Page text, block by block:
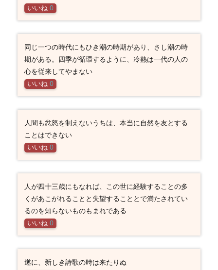
いいね 0
同じ一つの時代にもひき潮の時期があり、さし潮の時
期がある。四季が循環するように、冷熱は一代の人の
心を従来してやまない
いいね 0
人間も忿怒を制えないうちは、本当に自然を友とする
ことはできない
いいね 0
人が四十三歳にもなれば、この世に経験することの多
くがあこがれることと失望することとで満たされてい
るのを知らないものもまれである
いいね 0
遂に、新しき詩歌の時は来たりぬ